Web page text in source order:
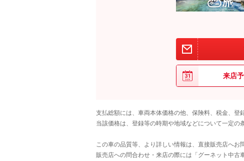
来店
支払総額には、車両本体価格の他、保険料、税金、登
当該価格は、登録等の時期や地域などについて一定の
この車の品質等、より詳しい情報は、直接販売店へお
販売店への問合わせ・来店の際には「グーネット中古